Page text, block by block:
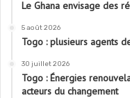
Le Ghana envisage des
5 août 2026
Togo : plusieurs agents
30 juillet 2026
Togo : Énergies
acteurs du changement